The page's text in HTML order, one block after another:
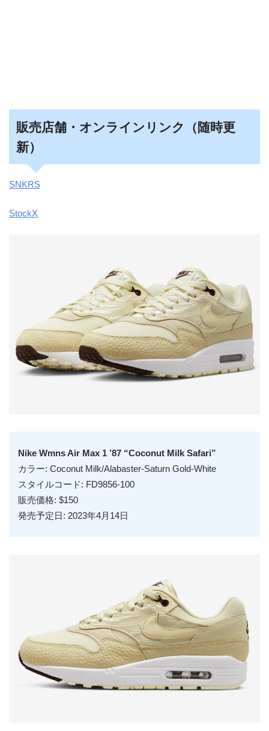
販売店舗・オンラインリンク（随時更
新）
SNKRS
StockX
Nike Wmns Air Max 1 ’87 “Coconut Milk Safari”
カラー: Coconut Milk/Alabaster-Saturn Gold-White
スタイルコード: FD9856-100
販売価格: $150
発売予定日: 2023年4月14日